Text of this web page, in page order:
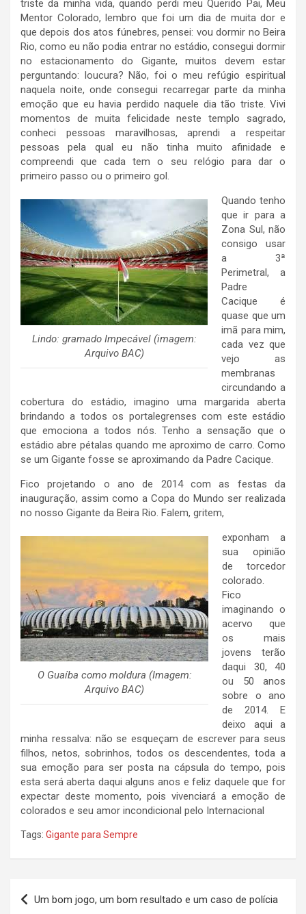
triste da minha vida, quando perdi meu Querido Pai, Meu
Mentor Colorado, lembro que foi um dia de muita dor e
que depois dos atos fúnebres, pensei: vou dormir no Beira
Rio, como eu não podia entrar no estádio, consegui dormir
no estacionamento do Gigante, muitos devem estar
perguntando: loucura? Não, foi o meu refúgio espiritual
naquela noite, onde consegui recarregar parte da minha
emoção que eu havia perdido naquele dia tão triste. Vivi
momentos de muita felicidade neste templo sagrado,
conheci pessoas maravilhosas, aprendi a respeitar
pessoas pela qual eu não tinha muito afinidade e
compreendi que cada tem o seu relógio para dar o
primeiro passo ou o primeiro gol.
Lindo: gramado Impecável (imagem:
Arquivo BAC)
Quando tenho
que ir para a
Zona Sul, não
consigo usar
a 3ª
Perimetral, a
Padre
Cacique é
quase que um
imã para mim,
cada vez que
vejo as
membranas
circundando a
cobertura do estádio, imagino uma margarida aberta
brindando a todos os portalegrenses com este estádio
que emociona a todos nós. Tenho a sensação que o
estádio abre pétalas quando me aproximo de carro. Como
se um Gigante fosse se aproximando da Padre Cacique.
Fico projetando o ano de 2014 com as festas da
inauguração, assim como a Copa do Mundo ser realizada
no nosso Gigante da Beira Rio. Falem, gritem,
O Guaíba como moldura (Imagem:
Arquivo BAC)
exponham a
sua opinião
de torcedor
colorado.
Fico
imaginando o
acervo que
os mais
jovens terão
daqui 30, 40
ou 50 anos
sobre o ano
de 2014. E
deixo aqui a
minha ressalva: não se esqueçam de escrever para seus
filhos, netos, sobrinhos, todos os descendentes, toda a
sua emoção para ser posta na cápsula do tempo, pois
esta será aberta daqui alguns anos e feliz daquele que for
expectar deste momento, pois vivenciará a emoção de
colorados e seu amor incondicional pelo Internacional
Tags: Gigante para Sempre
Navegação
Um bom jogo, um bom resultado e um caso de polícia